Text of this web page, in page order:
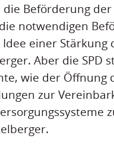
Beförderung
notwendigen
einer Stärkung
Aber die SPD
wie der Öffnung
zur